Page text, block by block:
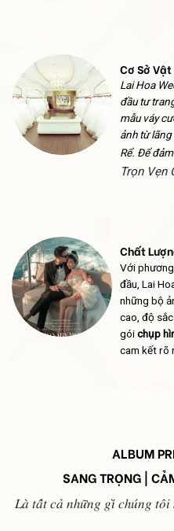
Cơ Sở
Lai Hoa
đầu tư
mẫu váy
ảnh từ
Rể. Để
Trọn Vẹn
Chất
Với
đầu, Lai
những bộ
cao, độ
góichụp
cam kết rõ
ALBUM
SANG TRỌNG |
𝐿𝑎̀ 𝑡𝑎̂́𝑡 𝑐𝑎̉ 𝑛ℎ𝑢̛̃𝑛𝑔 𝑔𝑖̀ 𝑐ℎ𝑢́𝑛𝑔